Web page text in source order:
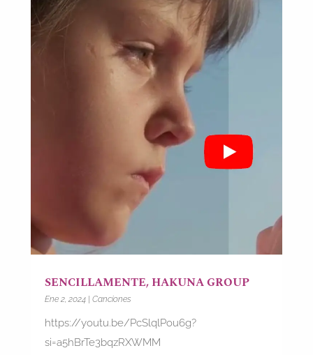
SENCILLAMENTE, HAKUNA GROUP
Ene 2, 2024| Canciones
https://youtu.be/PcSlqlPou6g?
si=a5hBrTe3bqzRXWMM